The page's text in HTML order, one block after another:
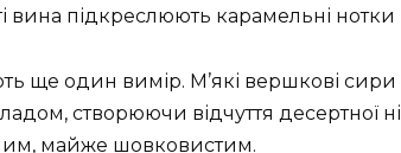
вина підкреслюють карамельні
ще один вимір. М’які вершкові сири
створюючи відчуття десертної
майже шовковистим.